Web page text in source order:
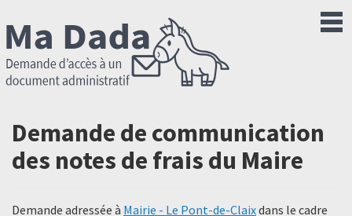
Demande de communication
des notes de frais du Maire
Demande adressée à Mairie - Le Pont-de-Claixdans le cadre